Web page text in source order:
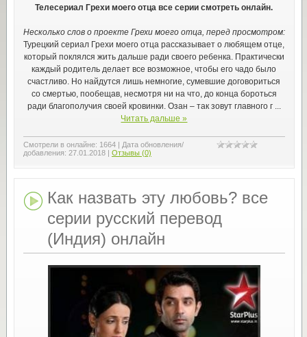
Телесериал Грехи моего отца все серии смотреть онлайн.
Несколько слов о проекте Грехи моего отца, перед просмотром:
Турецкий сериал Грехи моего отца рассказывает о любящем отце,
который поклялся жить дальше ради своего ребенка. Практически
каждый родитель делает все возможное, чтобы его чадо было
счастливо. Но найдутся лишь немногие, сумевшие договориться
со смертью, пообещав, несмотря ни на что, до конца бороться
ради благополучия своей кровинки. Озан – так зовут главного г
Читать дальше »
Смотрели в онлайне: 1664| Дата обновления/
добавления: 27.01.2018 | Отзывы (0)
Как назвать эту любовь? все
серии русский перевод
(Индия) онлайн